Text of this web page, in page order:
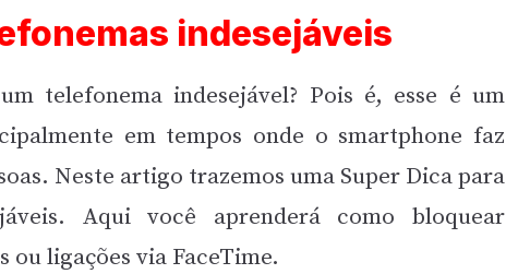
indesejáveis
telefonema indesejável? Pois é, esse é um
em tempos onde o smartphone faz
Neste artigo trazemos uma Super Dica para
Aqui você aprenderá como bloquear
ou ligações via FaceTime.